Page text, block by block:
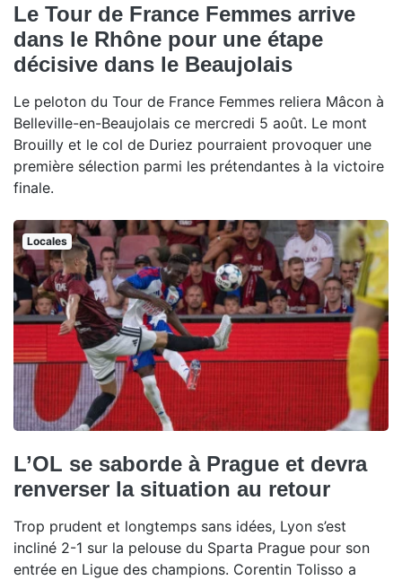
Le Tour de France Femmes arrive
dans le Rhône pour une étape
décisive dans le Beaujolais
Le peloton du Tour de France Femmes reliera Mâcon à
Belleville-en-Beaujolais ce mercredi 5 août. Le mont
Brouilly et le col de Duriez pourraient provoquer une
première sélection parmi les prétendantes à la victoire
finale.
Locales
L’OL se saborde à Prague et devra
renverser la situation au retour
Trop prudent et longtemps sans idées, Lyon s’est
incliné 2-1 sur la pelouse du Sparta Prague pour son
entrée en Ligue des champions. Corentin Tolisso a